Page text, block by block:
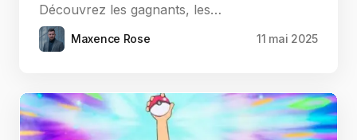
Découvrez les gagnants, les…
Maxence Rose 11 mai 2025